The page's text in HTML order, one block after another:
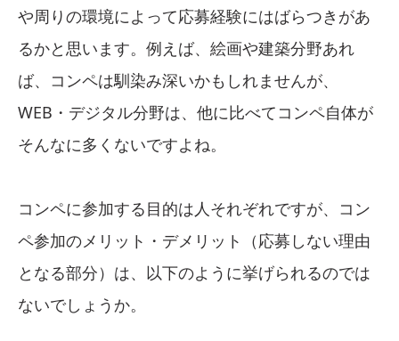
や周りの環境によって応募経験にはばらつきがあ
るかと思います。例えば、絵画や建築分野あれ
ば、コンペは馴染み深いかもしれませんが、
WEB・デジタル分野は、他に比べてコンペ自体が
そんなに多くないですよね。
コンペに参加する目的は人それぞれですが、コン
ペ参加のメリット・デメリット（応募しない理由
となる部分）は、以下のように挙げられるのでは
ないでしょうか。